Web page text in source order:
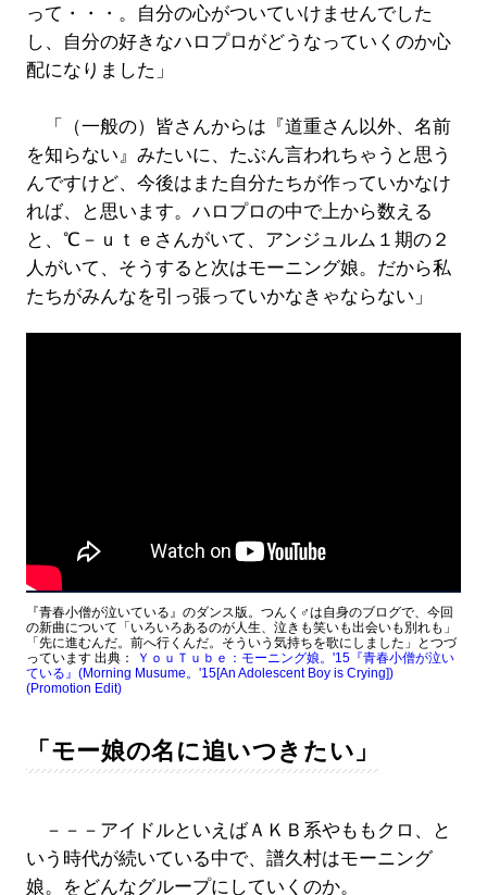
って・・・。自分の心がついていけませんでした
し、自分の好きなハロプロがどうなっていくのか心
配になりました」
「（一般の）皆さんからは『道重さん以外、名前
を知らない』みたいに、たぶん言われちゃうと思う
んですけど、今後はまた自分たちが作っていかなけ
れば、と思います。ハロプロの中で上から数える
と、℃－ｕｔｅさんがいて、アンジュルム１期の２
人がいて、そうすると次はモーニング娘。だから私
たちがみんなを引っ張っていかなきゃならない」
『青春小僧が泣いている』のダンス版。つんく♂は自身のブログで、今回
の新曲について「いろいろあるのが人生、泣きも笑いも出会いも別れも」
「先に進むんだ。前へ行くんだ。そういう気持ちを歌にしました」とつづ
っています 出典：
ＹｏｕＴｕｂｅ：モーニング娘。'15『青春小僧が泣い
ている』(Morning Musume。'15[An Adolescent Boy is Crying])
(Promotion Edit)
「モー娘の名に追いつきたい」
－－－アイドルといえばＡＫＢ系やももクロ、と
いう時代が続いている中で、譜久村はモーニング
娘。をどんなグループにしていくのか。